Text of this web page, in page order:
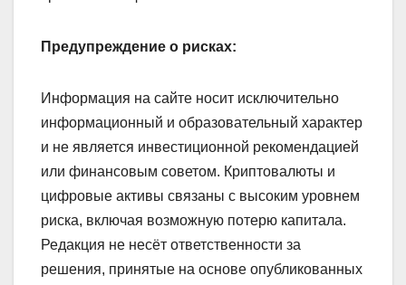
Предупреждение о рисках:
Информация на сайте носит исключительно
информационный и образовательный характер
и не является инвестиционной рекомендацией
или финансовым советом. Криптовалюты и
цифровые активы связаны с высоким уровнем
риска, включая возможную потерю капитала.
Редакция не несёт ответственности за
решения, принятые на основе опубликованных